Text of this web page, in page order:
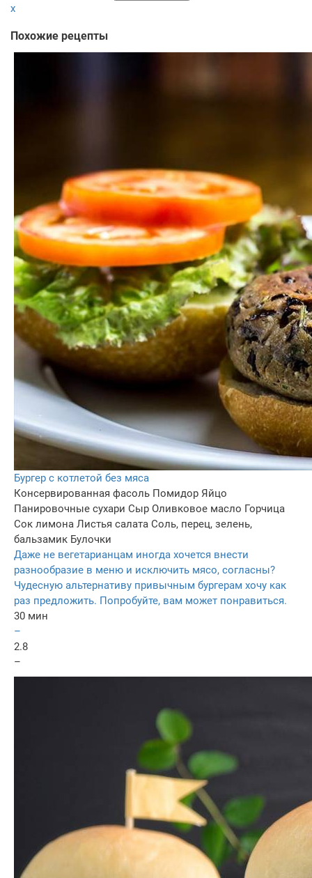
x
Похожие рецепты
Бургер с котлетой без мяса
Консервированная фасоль Помидор Яйцо
Панировочные сухари Сыр Оливковое масло Горчица
Сок лимона Листья салата Соль, перец, зелень,
бальзамик Булочки
Даже не вегетарианцам иногда хочется внести
разнообразие в меню и исключить мясо, согласны?
Чудесную альтернативу привычным бургерам хочу как
раз предложить. Попробуйте, вам может понравиться.
30 мин
–
2.8
–